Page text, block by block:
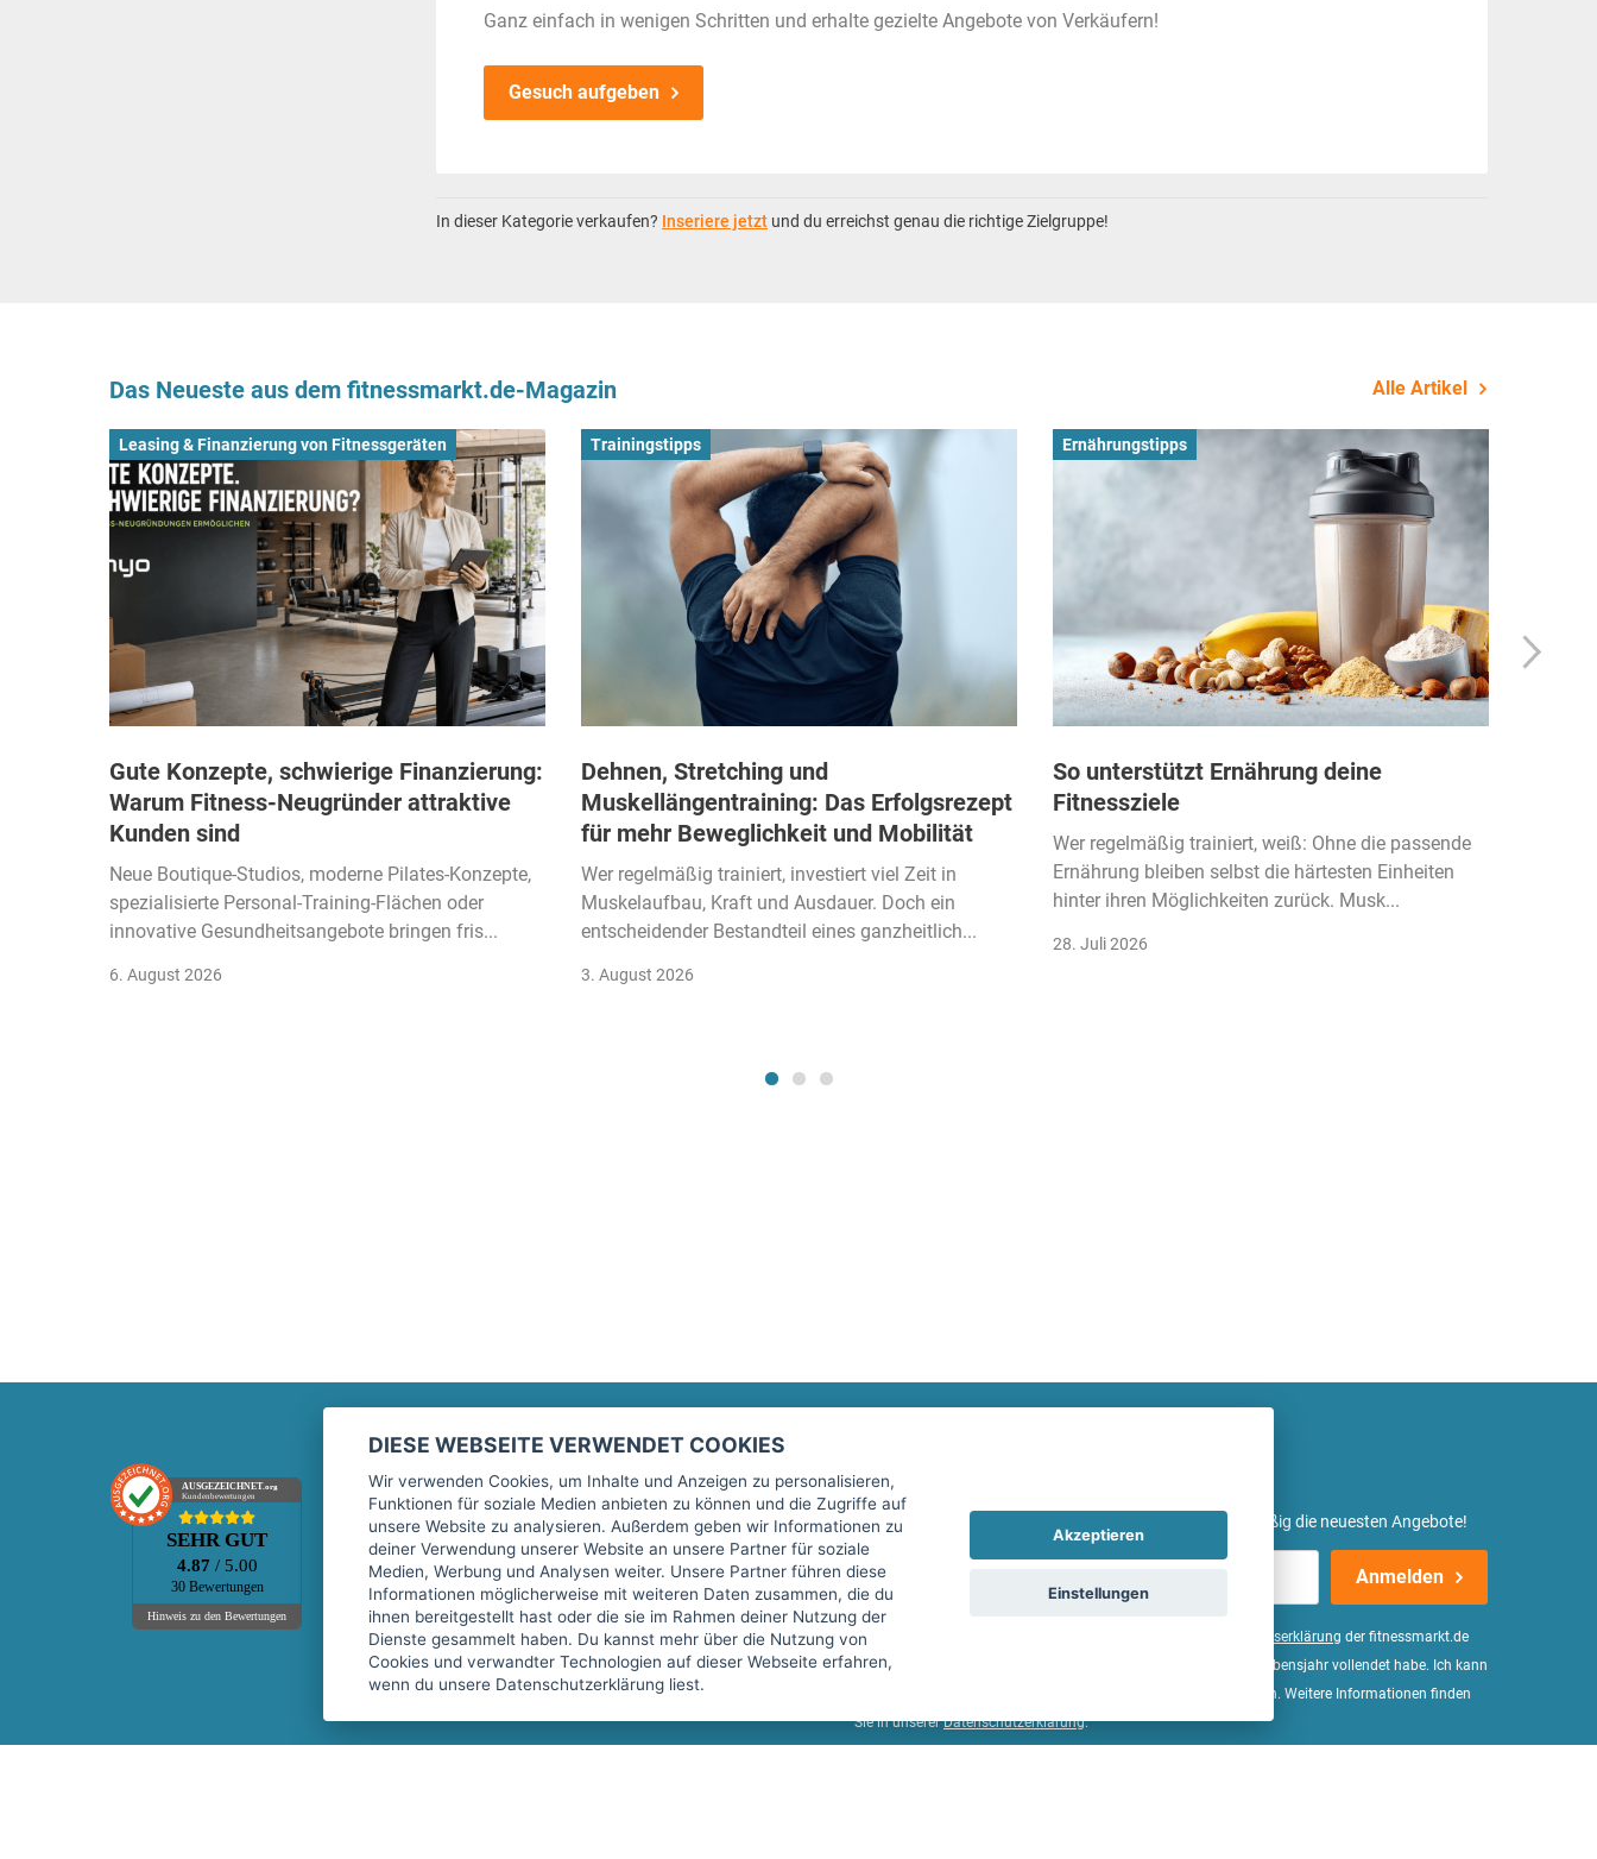
Ganz einfach in wenigen Schritten und erhalte gezielte Angebote von Verkäufern!
Gesuch aufgeben
In dieser Kategorie verkaufen? Inseriere jetzt und du erreichst genau die richtige Zielgruppe!
Das Neueste aus dem fitnessmarkt.de-Magazin Alle Artikel
Leasing & Finanzierung von Fitnessgeräten
Gute Konzepte, schwierige Finanzierung:
Warum Fitness-Neugründer attraktive
Kunden sind
Neue Boutique-Studios, moderne Pilates-Konzepte,
spezialisierte Personal-Training-Flächen oder
innovative Gesundheitsangebote bringen fris...
6. August 2026
Trainingstipps
Dehnen, Stretching und
Muskellängentraining: Das Erfolgsrezept
für mehr Beweglichkeit und Mobilität
Wer regelmäßig trainiert, investiert viel Zeit in
Muskelaufbau, Kraft und Ausdauer. Doch ein
entscheidender Bestandteil eines ganzheitlich...
3. August 2026
Ernährungstipps
So unterstützt Ernährung deine
Fitnessziele
Wer regelmäßig trainiert, weiß: Ohne die passende
Ernährung bleiben selbst die härtesten Einheiten
hinter ihren Möglichkeiten zurück. Musk...
28. Juli 2026
AUSGEZEICHNET.org
Kundenbewertungen
SEHR GUT
4.87 / 5.00
30 Bewertungen
Hinweis zu den Bewertungen
Marktplatz
Kontakt
Preise Marktplatz
FAQ Marktplatz
Über uns
Werbebuchungen
Rechtliches
Impressum
AGB
Datenschutz
Sicherheit
Top-Inserat kündigen
fitnessmarkt.de Newsletter
Trage dich hier für unseren Newsletter ein und erhalte regelmäßig die neuesten Angebote!
Anmelden
Ich stimme der Verarbeitung meiner Daten, wie in der Einwilligungserklärung der fitnessmarkt.de
services GmbH beschrieben, zu und bestätige, dass ich das 16. Lebensjahr vollendet habe. Ich kann
diese Einwilligung jederzeit mit Wirkung für die Zukunft widerrufen. Weitere Informationen finden
Sie in unsererDatenschutzerklärung.
DIESE WEBSEITE VERWENDET COOKIES
Wir verwenden Cookies, um Inhalte und Anzeigen zu personalisieren,
Funktionen für soziale Medien anbieten zu können und die Zugriffe auf
unsere Website zu analysieren. Außerdem geben wir Informationen zu
deiner Verwendung unserer Website an unsere Partner für soziale
Medien, Werbung und Analysen weiter. Unsere Partner führen diese
Informationen möglicherweise mit weiteren Daten zusammen, die du
ihnen bereitgestellt hast oder die sie im Rahmen deiner Nutzung der
Dienste gesammelt haben. Du kannst mehr über die Nutzung von
Cookies und verwandter Technologien auf dieser Webseite erfahren,
wenn du unsere Datenschutzerklärung liest.
Akzeptieren
Einstellungen